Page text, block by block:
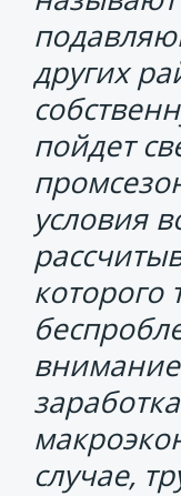
других
пойдет
условия
которого
внимание
случае,